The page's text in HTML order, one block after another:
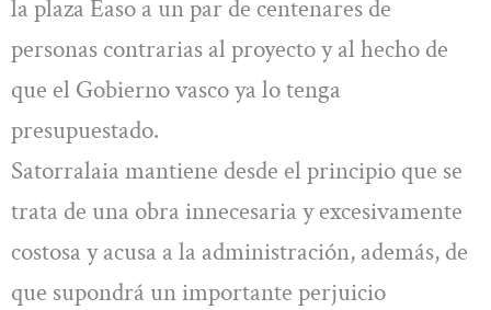
la plaza Easo a un par de centenares de
personas contrarias al proyecto y al hecho de
que el Gobierno vasco ya lo tenga
presupuestado.
Satorralaia mantiene desde el principio que se
trata de una obra innecesaria y excesivamente
costosa y acusa a la administración, además, de
que supondrá un importante perjuicio